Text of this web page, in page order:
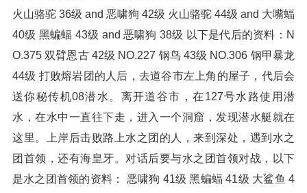
火山骆驼 36级 and 恶啸狗 42级 火山骆驼 44级 and 大嘴蝠
40级 黑蝙蝠 43级 and 恶啸狗 38级 以下是代后的资料：N
O.375 双臂恩古 42级 NO.227 钢鸟 43级 NO.306 钢甲暴龙
44级 打败熔岩团的人后，去道谷市左上角的屋子，代后会
送你秘传机08潜水。离开道谷市，在127号水路使用潜
水，在水中一直往下走，进入一个洞窟，发现潜水艇就在
这里。上岸后击败路上水之团的人，来到深处，遇到水之
团首领，还有海皇牙。对话后要与水之团首领对战，以下
是水之团首领的资料： 恶啸狗 41级 黑蝙蝠 41级 大鲨鱼 4